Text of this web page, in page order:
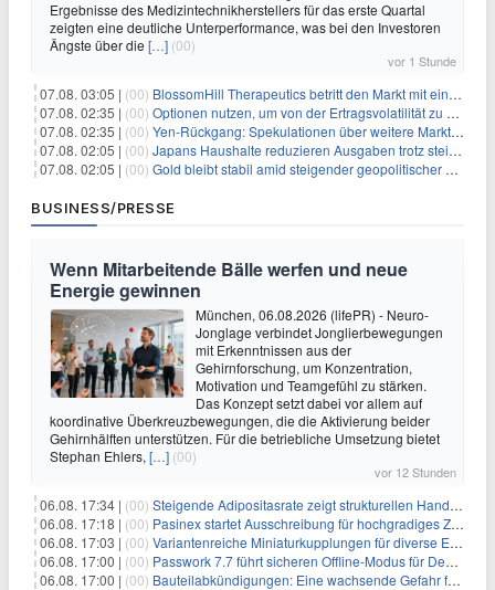
Ergebnisse des Medizintechnikherstellers für das erste Quartal
zeigten eine deutliche Unterperformance, was bei den Investoren
Ängste über die […] (00)
vor 1 Stunde
07.08. 03:05 | (00) BlossomHill Therapeutics betritt den Markt mit einem IPO-Boost von 150 Millionen Dollar
07.08. 02:35 | (00) Optionen nutzen, um von der Ertragsvolatilität zu profitieren
07.08. 02:35 | (00) Yen-Rückgang: Spekulationen über weitere Marktinterventionen nehmen zu
07.08. 02:05 | (00) Japans Haushalte reduzieren Ausgaben trotz steigender Löhne: Ein Warnsignal für das Wachstum
07.08. 02:05 | (00) Gold bleibt stabil amid steigender geopolitischer Spannungen im Persischen Golf
BUSINESS/PRESSE
Wenn Mitarbeitende Bälle werfen und neue
Energie gewinnen
München, 06.08.2026 (lifePR) - Neuro-
Jonglage verbindet Jonglierbewegungen
mit Erkenntnissen aus der
Gehirnforschung, um Konzentration,
Motivation und Teamgefühl zu stärken.
Das Konzept setzt dabei vor allem auf
koordinative Überkreuzbewegungen, die die Aktivierung beider
Gehirnhälften unterstützen. Für die betriebliche Umsetzung bietet
Stephan Ehlers, […] (00)
vor 12 Stunden
06.08. 17:34 | (00) Steigende Adipositasrate zeigt strukturellen Handlungsbedarf bei der Ernährung schulpflichtiger Kinder
06.08. 17:18 | (00) Pasinex startet Ausschreibung für hochgradiges Zinksulfidkonzentrat mit Germanium- und Silbergehalten und stellt ein Betriebsupdate bereit
06.08. 17:03 | (00) Variantenreiche Miniaturkupplungen für diverse Einsatzbereiche
06.08. 17:00 | (00) Passwork 7.7 führt sicheren Offline-Modus für Desktop- und Mobile-Apps ein
06.08. 17:00 | (00) Bauteilabkündigungen: Eine wachsende Gefahr für industrielle Elektroniksysteme